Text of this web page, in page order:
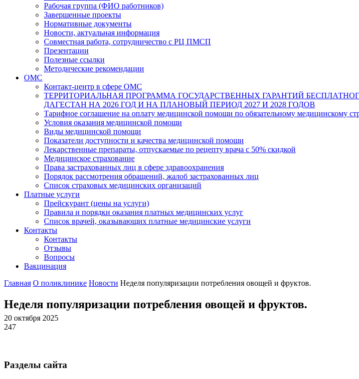
Рабочая группа (ФИО работников)
Завершенные проекты
Нормативные документы
Новости, актуальная информация
Совместная работа, сотрудничество с РЦ ПМСП
Презентации
Полезные ссылки
Методические рекомендации
ОМС
Контакт-центр в сфере ОМС
ТЕРРИТОРИАЛЬНАЯ ПРОГРАММА ГОСУДАРСТВЕННЫХ ГАРАНТИЙ
ДАГЕСТАН НА 2026 ГОД И НА ПЛАНОВЫЙ ПЕРИОД 2027 И 2028 ГОДОВ
Тарифное соглашение на оплату медицинской помощи по обязательному медицинскому
Условия оказания медицинской помощи
Виды медицинской помощи
Показатели доступности и качества медицинской помощи
Лекарственные препараты, отпускаемые по рецепту врача с 50% скидкой
Медицинское страхование
Права застрахованных лиц в сфере здравоохранения
Порядок рассмотрения обращений, жалоб застрахованных лиц
Список страховых медицинских организаций
Платные услуги
Прейскурант (цены на услуги)
Правила и порядки оказания платных медицинских услуг
Список врачей, оказывающих платные медицинские услуги
Контакты
Контакты
Отзывы
Вопросы
Вакцинация
Главная О поликлинике Новости Неделя популяризации потребления овощей и фруктов.
Неделя популяризации потребления овощей и фруктов.
20 октября 2025
247
Разделы сайта